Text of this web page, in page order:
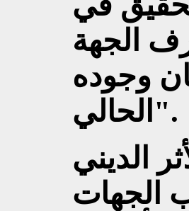
الجهة
وجوده
الحالي".
الديني
الجهات